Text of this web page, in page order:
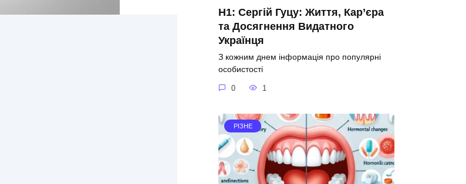
H1: Сергій Гуцу: Життя, Кар’єра
та Досягнення Видатного
Українця
З кожним днем інформація про популярні
особистості
0 1
РІЗНЕ